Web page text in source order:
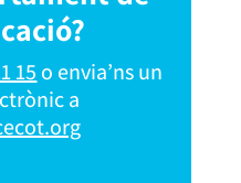
15 o envia’ns un
a